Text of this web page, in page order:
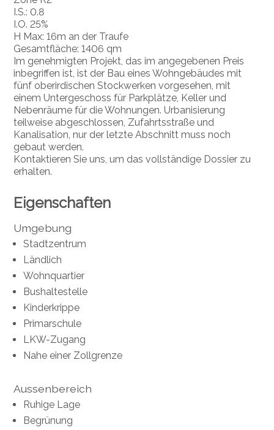
I.S.: 0.8
I.O. 25%
H Max: 16m an der Traufe
Gesamtfläche: 1406 qm
Im genehmigten Projekt, das im angegebenen Preis
inbegriffen ist, ist der Bau eines Wohngebäudes mit
fünf oberirdischen Stockwerken vorgesehen, mit
einem Untergeschoss für Parkplätze, Keller und
Nebenräume für die Wohnungen. Urbanisierung
teilweise abgeschlossen, Zufahrtsstraße und
Kanalisation, nur der letzte Abschnitt muss noch
gebaut werden.
Kontaktieren Sie uns, um das vollständige Dossier zu
erhalten.
Eigenschaften
Umgebung
Stadtzentrum
Ländlich
Wohnquartier
Bushaltestelle
Kinderkrippe
Primarschule
LKW-Zugang
Nahe einer Zollgrenze
Aussenbereich
Ruhige Lage
Begrünung